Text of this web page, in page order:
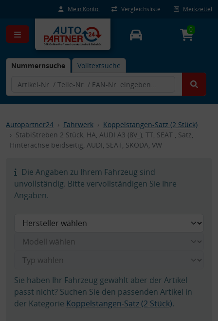
Mein Konto Vergleichsliste Merkzettel
Nummernsuche Volltextsuche
0
Autopartner24 Fahrwerk
Koppelstangen-Satz (2 Stück)
StabiStreben 2 Stück, HA, AUDI A3 (8V_), TT, SEAT , Satz,
Hinterachse beidseitig, AUDI, SEAT, SKODA, VW
Die Angaben zu Ihrem Fahrzeug sind
unvollständig. Bitte vervollständigen Sie Ihre
Angaben.
Sie haben Ihr Fahrzeug gewählt aber der Artikel
passt nicht? Suchen Sie den passenden Artikel in
der Kategorie Koppelstangen-Satz (2 Stück).